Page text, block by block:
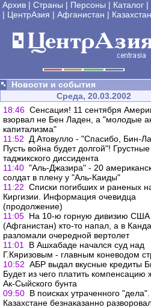
Архив | Страны | Персоны | Каталог |
| ЦентрАзия | Афганистан | Казахстан
Новости и события
Среда, 20.03.2002
18:46 Сенсация! 11 сентября
взорвал не Бен Ладен, а "молодые
капитализма"
11:52
Д.Атовулло - "Спасибо, Бин-
Пусть война будет долгой"!
таджикского диссидента
11:40 "Аль-Джазира" - 20
солдат в плену у "Аль-Каиды"
11:22 Списки погибших и раненых
Киргизии. Информация очевидца
(продолжение)
11:05 На 10-ю горную дивизию США
(Афганистан) кто-то напал, а в
разломали очередной вертолет
11:01
В Ашхабаде начался суд над
Г.Кяризовым - главным коневодом
10:52 АБР выдал вкусные кредиты
Будет из чего платить компенсацию
Ак-Сыйского бунта
09:50 В поисках утраченного
Казахстане безнаказанно